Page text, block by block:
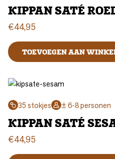
KIPPAN SATÉ
€44,95
TOEVOEGEN AAN
35 stokjes ± 6-8 personen
KIPPAN SATÉ
€44,95